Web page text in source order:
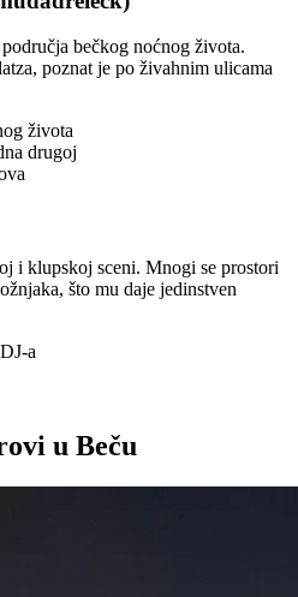
bečkog noćnog života.
poznat je po živahnim ulicama
života
drugoj
i klupskoj sceni. Mnogi se prostori
što mu daje jedinstven
a
u Beču